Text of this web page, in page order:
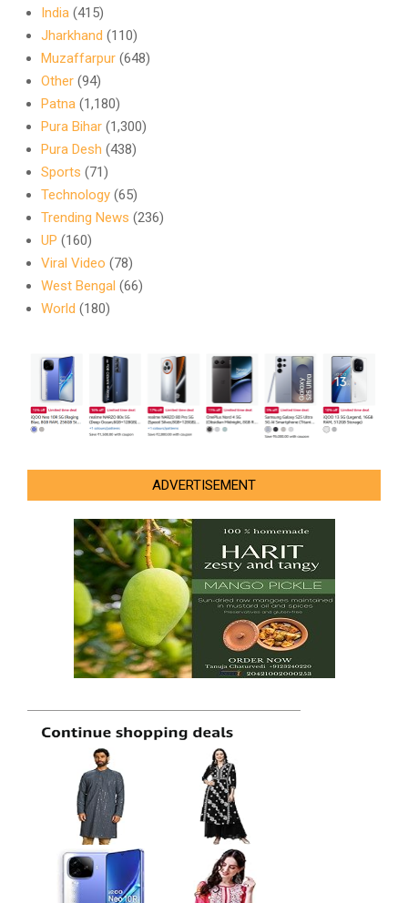
India (415)
Jharkhand (110)
Muzaffarpur (648)
Other (94)
Patna (1,180)
Pura Bihar (1,300)
Pura Desh (438)
Sports (71)
Technology (65)
Trending News (236)
UP (160)
Viral Video (78)
West Bengal (66)
World (180)
ADVERTISEMENT